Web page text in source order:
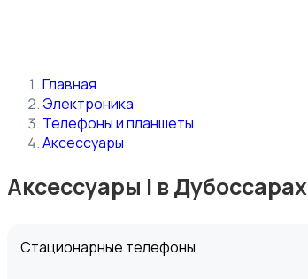
Главная
Электроника
Телефоны и планшеты
Аксессуары
Аксессуары | в Дубоссарах
Стационарные телефоны